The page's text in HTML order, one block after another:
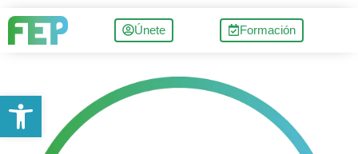
Únete Formación
Abrir barra de herramientas